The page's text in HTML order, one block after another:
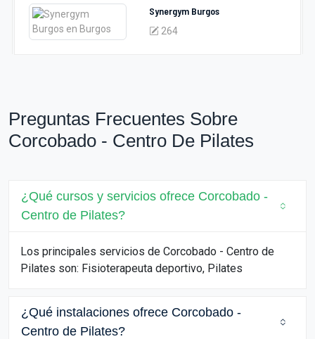
Synergym Burgos
264
Preguntas Frecuentes Sobre
Corcobado - Centro De Pilates
¿Qué cursos y servicios ofrece Corcobado -
Centro de Pilates?
Los principales servicios de Corcobado - Centro de
Pilates son: Fisioterapeuta deportivo, Pilates
¿Qué instalaciones ofrece Corcobado -
Centro de Pilates?